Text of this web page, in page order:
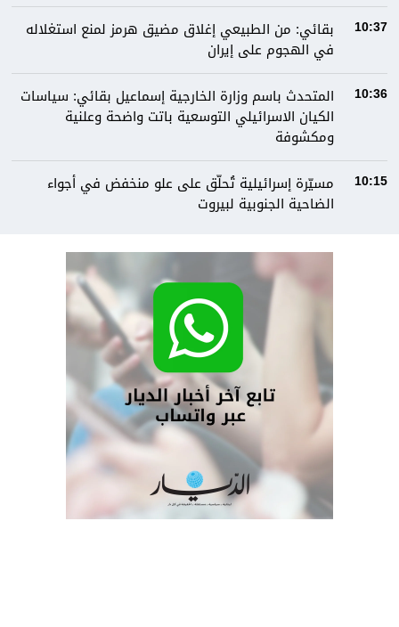
10:37
بقائي: من الطبيعي إغلاق مضيق هرمز لمنع استغلاله
في الهجوم على إيران
10:36
المتحدث باسم وزارة الخارجية إسماعيل بقائي: سياسات
الكيان الاسرائيلي التوسعية باتت واضحة وعلنية
ومكشوفة
10:15
مسيّرة إسرائيلية تُحلّق على علو منخفض في أجواء
الضاحية الجنوبية لبيروت